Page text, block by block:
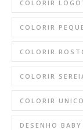
COLORIR
COLORIR
COLORIR
COLORIR
COLORIR
DESENHO